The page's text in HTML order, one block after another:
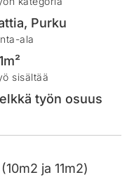
, Purku
ala
sisältää
työn osuus
ja 11m2)